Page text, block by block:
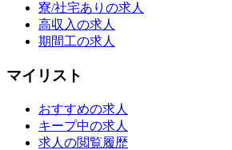
寮/社宅ありの求人
高収入の求人
期間工の求人
マイリスト
おすすめの求人
キープ中の求人
求人の閲覧履歴